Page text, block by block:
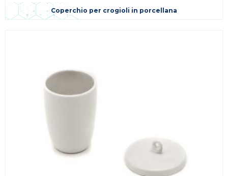
Coperchio per crogioli in porcellana